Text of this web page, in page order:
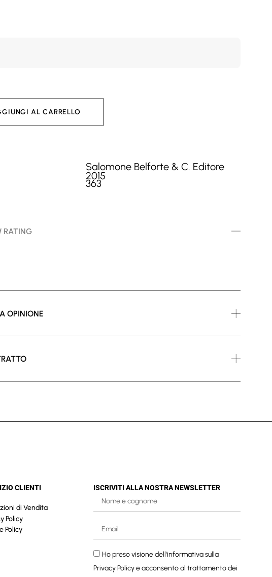
AL CARRELLO
Salomone Belforte & C. Editore
2015
363
RATING
OPINIONE
CLIENTI
di Vendita
Policy
Policy
ISCRIVITI ALLA NOSTRA NEWSLETTER
Ho preso visione dell'informativa sulla
Privacy Policye acconsento al trattamento dei